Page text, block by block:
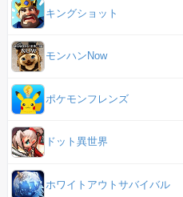
キングショット
モンハンNow
ポケモンフレンズ
ドット異世界
ホワイトアウトサバイバル